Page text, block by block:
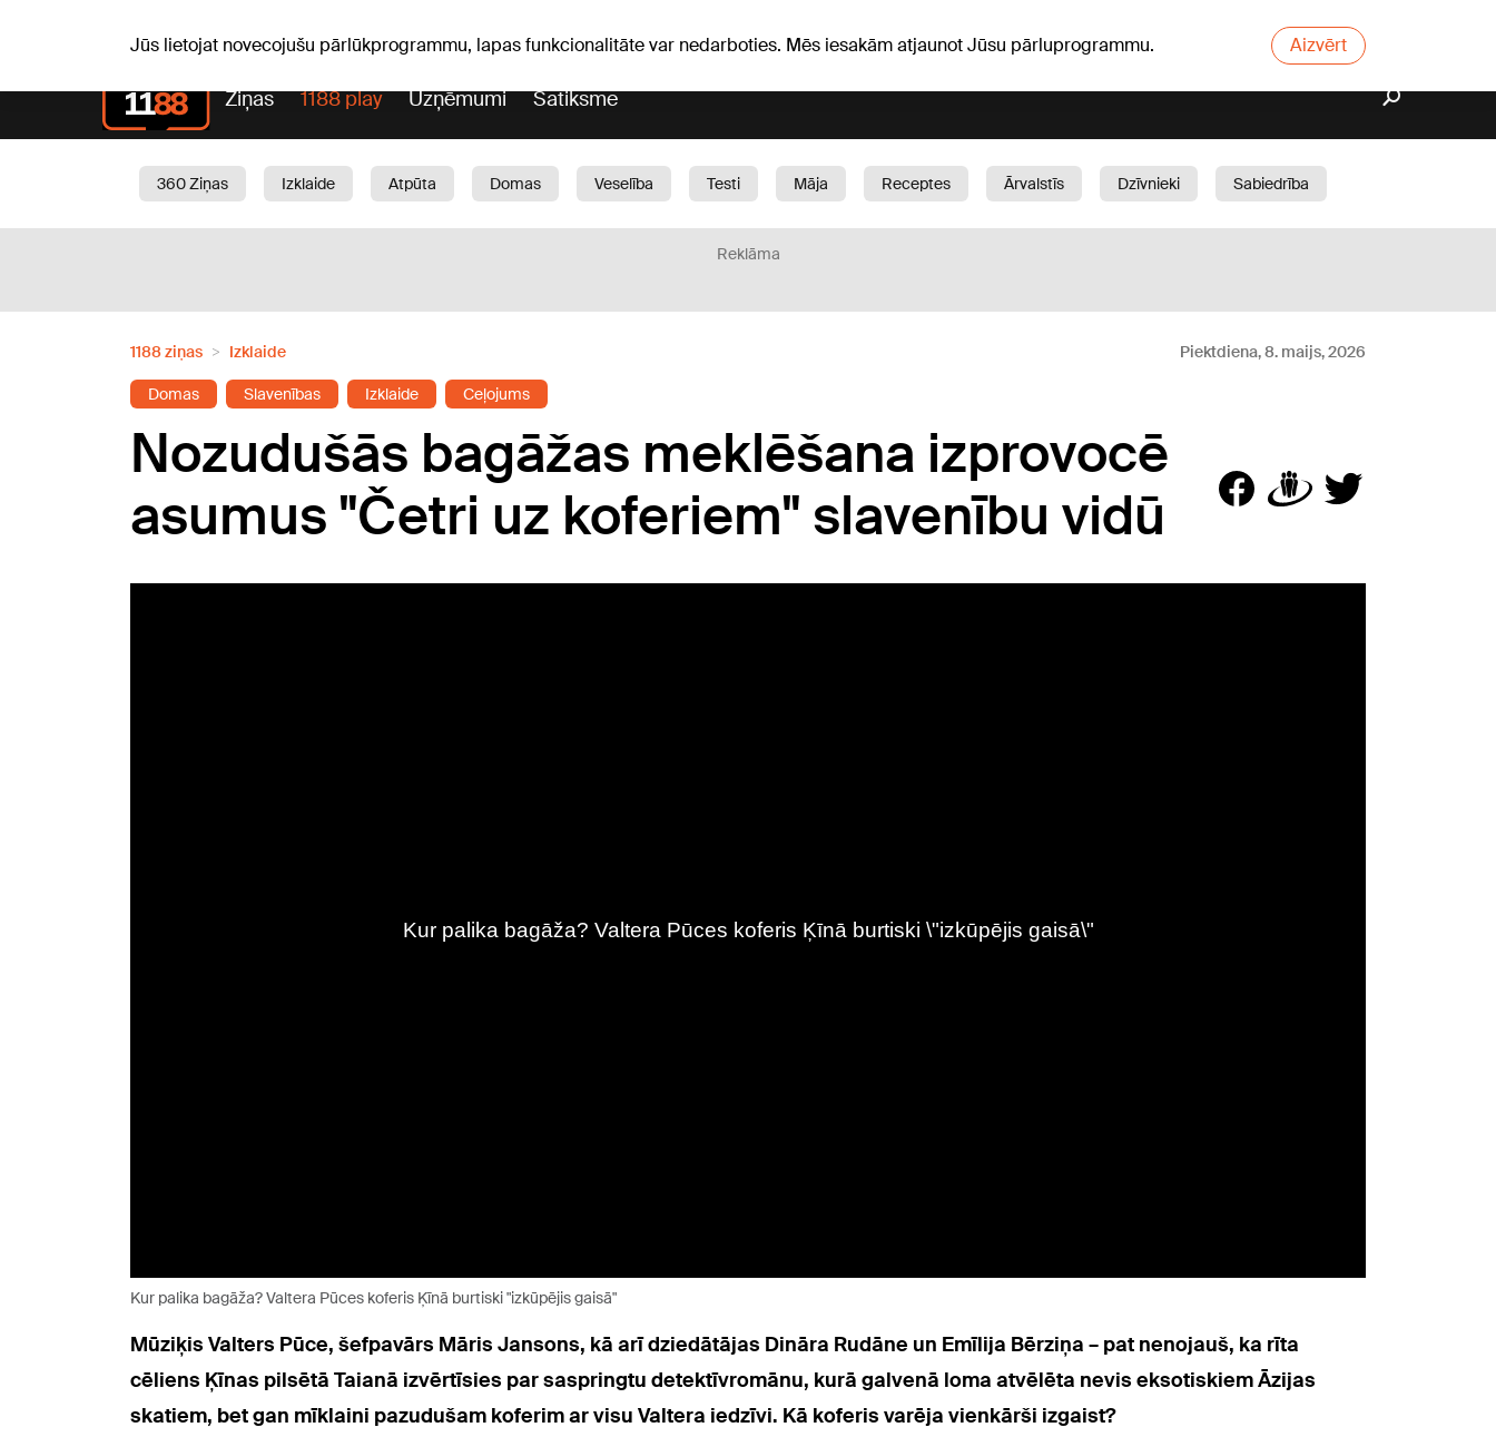
Jūs lietojat novecojušu pārlūkprogrammu, lapas funkcionalitāte var nedarboties. Mēs iesakām atjaunot Jūsu pārluprogrammu. Aizvērt
Ziņas 1188 play Uzņēmumi Satiksme
360 Ziņas Izklaide Atpūta Domas Veselība Testi Māja Receptes Ārvalstīs Dzīvnieki
Sabiedrība
Reklāma
1188 ziņas Izklaide Piektdiena, 8. maijs, 2026
Domas Slavenības Izklaide Ceļojums
Nozudušās bagāžas meklēšana izprovocē
asumus "Četri uz koferiem" slavenību vidū
Kur palika bagāža? Valtera Pūces koferis Ķīnā burtiski "izkūpējis gaisā"
Mūziķis Valters Pūce, šefpavārs Māris Jansons, kā arī dziedātājas Dināra Rudāne un Emīlija Bērziņa – pat nenojauš, ka rīta
cēliens Ķīnas pilsētā Taianā izvērtīsies par saspringtu detektīvromānu, kurā galvenā loma atvēlēta nevis eksotiskiem Āzijas
skatiem, bet gan mīklaini pazudušam koferim ar visu Valtera iedzīvi. Kā koferis varēja vienkārši izgaist?